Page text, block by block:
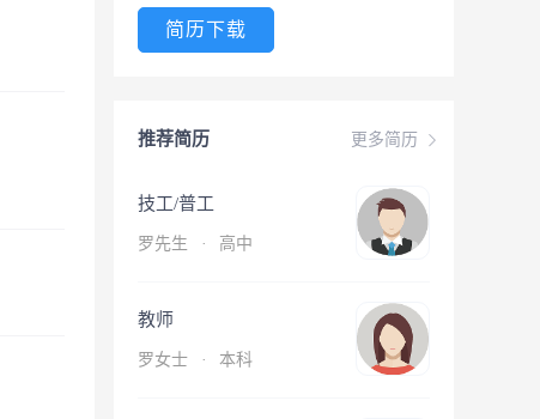
简历下载
更多简历
推荐简历
技工/普工
罗先生 · 高中
教师
罗女士 · 本科